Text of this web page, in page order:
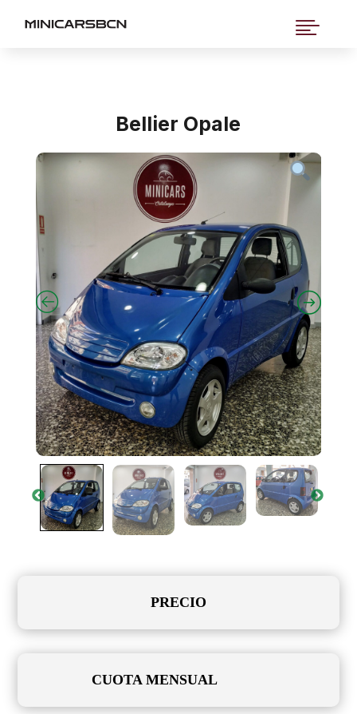

Bellier Opale
PRECIO
CUOTA MENSUAL